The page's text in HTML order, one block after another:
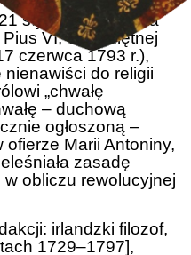
stycznia, szedł na
VI, w pamiętnej
czerwca 1793 r.),
nienawiści do religii
„chwałę
– duchową
ogłoszoną –
Marii Antoniny,
zasadę
obliczu rewolucyjnej
irlandzki filozof,
1729–1797],